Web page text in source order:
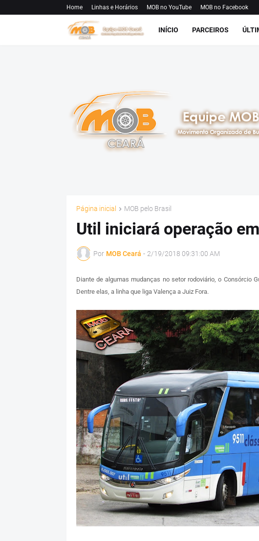
Home Linhas e Horários MOB no YouTube MOB no Facebook
INÍCIO PARCEIROS
Página inicial MOB pelo Brasil
Util iniciará operação
Por MOB Ceará - 2/19/2018 09:31:00 AM
Diante de algumas mudanças no setor rodoviário, o Consórcio
Dentre elas, a linha que liga Valença a Juiz Fora.